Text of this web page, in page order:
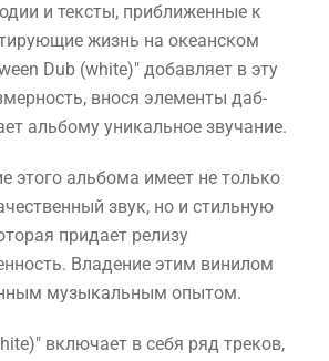
и тексты, приближенные к
жизнь на океанском
Dub (white)" добавляет в эту
внося элементы даб-
альбому уникальное звучание.
этого альбома имеет не только
звук, но и стильную
придает релизу
Владение этим винилом
музыкальным опытом.
включает в себя ряд треков,